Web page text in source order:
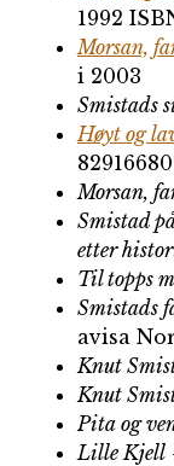
1992
Morsan,
i 2003
Smistads
Høyt og
Morsan,
Smistad
etter
Til topps
Smistads
avisa
Knut
Knut
Pita og
Lille Kjell